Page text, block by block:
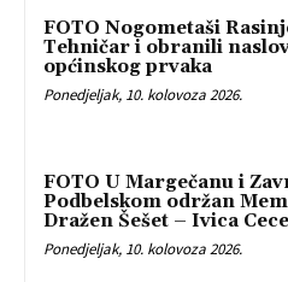
FOTO Nogometaši
Tehničar i obranili
općinskog prvaka
Ponedjeljak, 10. kolovoza 2026.
FOTO U Margečanu i
Podbelskom održan
Dražen Šešet – Ivica
Ponedjeljak, 10. kolovoza 2026.